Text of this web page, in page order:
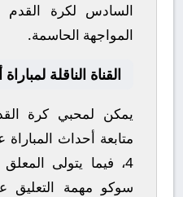
السادس لكرة القدم 11
المواجهة الحاسمة.
القناة الناقلة
يمكن لمحبي كرة
متابعة أحداث المباراة
4، فيما يتولى المعلق
سوكو مهمة التعليق